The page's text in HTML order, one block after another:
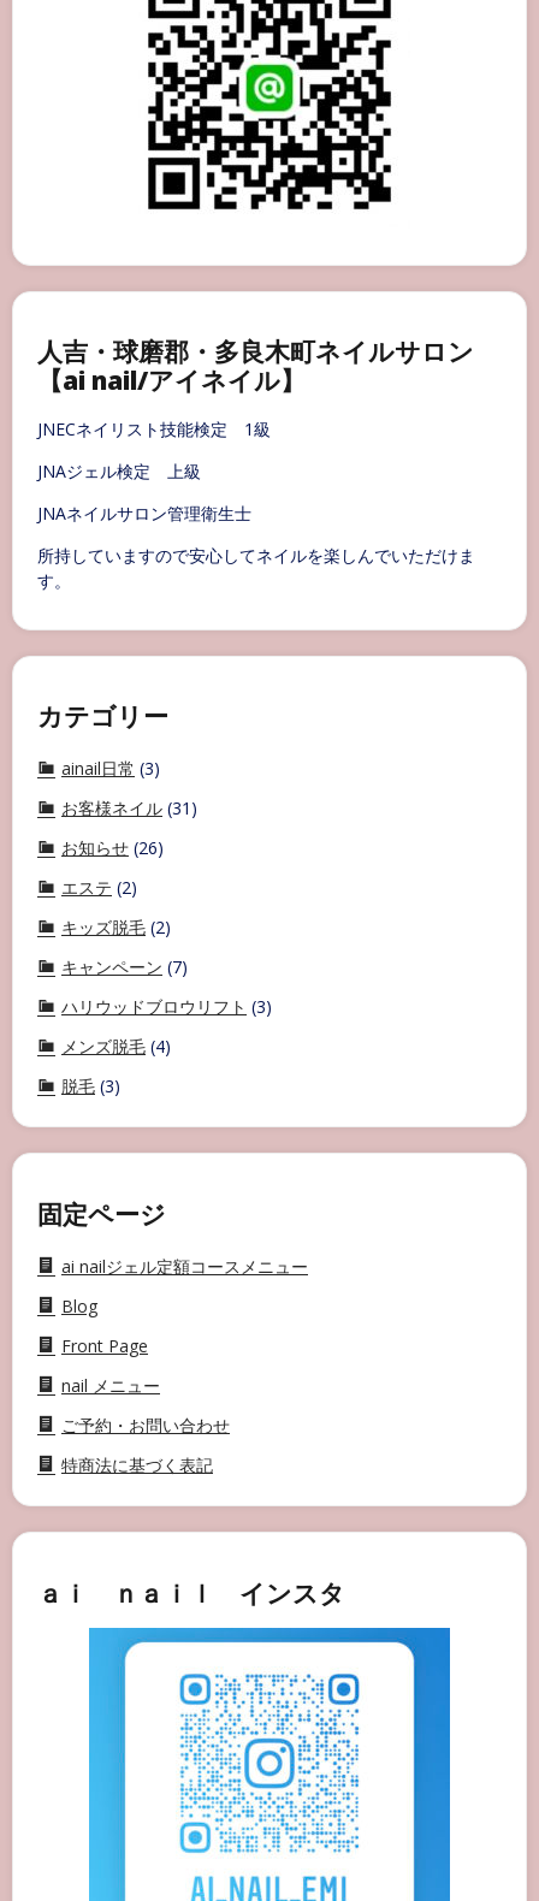
人吉・球磨郡・多良木町ネイルサロン
【ai nail/アイネイル】
JNECネイリスト技能検定 1級
JNAジェル検定 上級
JNAネイルサロン管理衛生士
所持していますので安心してネイルを楽しんでいただけま
す。
カテゴリー
ainail日常 (3)
お客様ネイル (31)
お知らせ (26)
エステ (2)
キッズ脱毛 (2)
キャンペーン (7)
ハリウッドブロウリフト (3)
メンズ脱毛 (4)
脱毛 (3)
固定ページ
ai nailジェル定額コースメニュー
Blog
Front Page
nail メニュー
ご予約・お問い合わせ
特商法に基づく表記
ａｉ ｎａｉｌ インスタ